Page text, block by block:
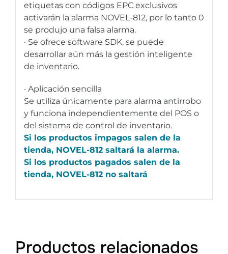
etiquetas con códigos EPC exclusivos
activarán la alarma NOVEL-812, por lo tanto 0
se produjo una falsa alarma.
· Se ofrece software SDK, se puede
desarrollar aún más la gestión inteligente
de inventario.
· Aplicación sencilla
Se utiliza únicamente para alarma antirrobo
y funciona independientemente del POS o
del sistema de control de inventario.
Si los productos impagos salen de la
tienda, NOVEL-812 saltará la alarma.
Si los productos pagados salen de la
tienda, NOVEL-812 no saltará
Productos relacionados